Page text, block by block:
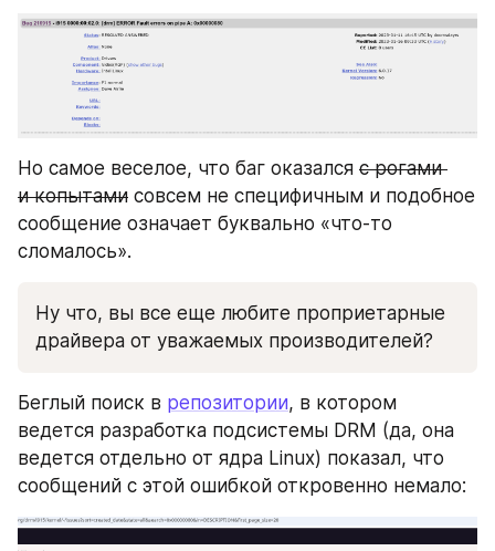
Но самое веселое, что баг оказался с рогами
и копытами совсем не специфичным и подобное
сообщение означает буквально «что-то
сломалось».
Ну что, вы все еще любите проприетарные
драйвера от уважаемых производителей?
Беглый поиск в репозитории, в котором
ведется разработка подсистемы DRM (да, она
ведется отдельно от ядра Linux) показал, что
сообщений с этой ошибкой откровенно немало: